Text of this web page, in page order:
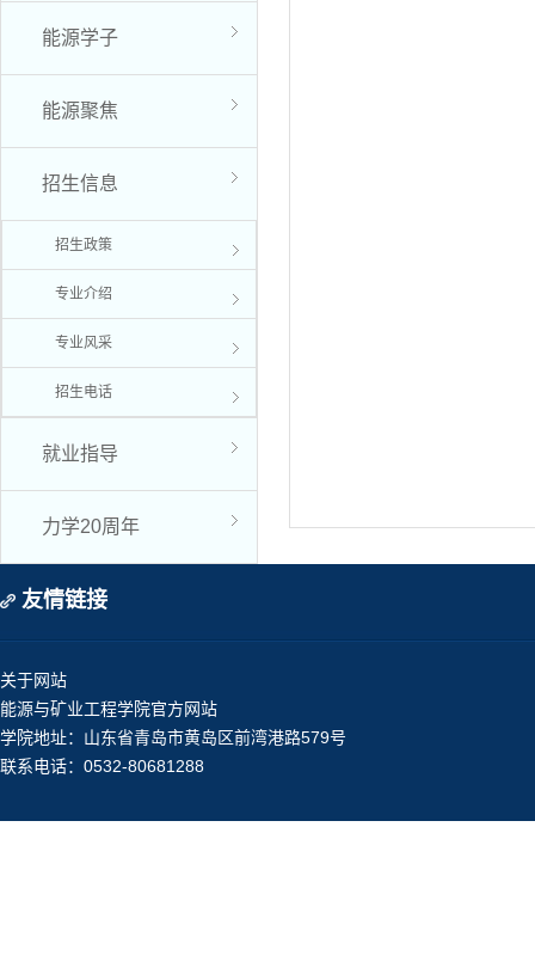
能源学子
能源聚焦
招生信息
招生政策
专业介绍
专业风采
招生电话
就业指导
力学20周年
友情链接
关于网站
能源与矿业工程学院官方网站
学院地址：山东省青岛市黄岛区前湾港路579号
联系电话：0532-80681288